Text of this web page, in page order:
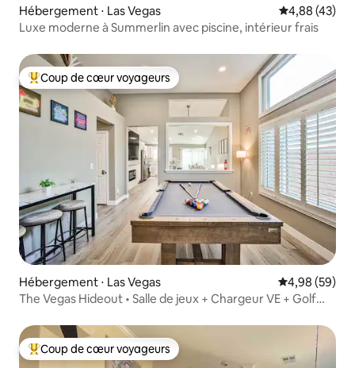
Hébergement ⋅ Las Vegas Évaluation
4,88 (43)
Luxe moderne à Summerlin avec piscine, intérieur frais
Coups de cœur voyageurs les plus appréciés
Coup de cœur voyageurs
Hébergement ⋅ Las Vegas Évaluation
4,98 (59)
The Vegas Hideout • Salle de jeux + Chargeur VE + Golf
Coups de cœur voyageurs les plus appréciés
Coup de cœur voyageurs